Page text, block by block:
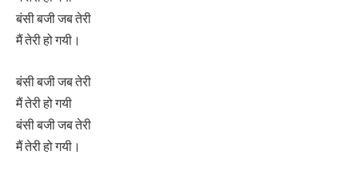
बंसी बजी जब तेरी
मैं तेरी हो गयी।
बंसी बजी जब तेरी
मैं तेरी हो गयी
बंसी बजी जब तेरी
मैं तेरी हो गयी।